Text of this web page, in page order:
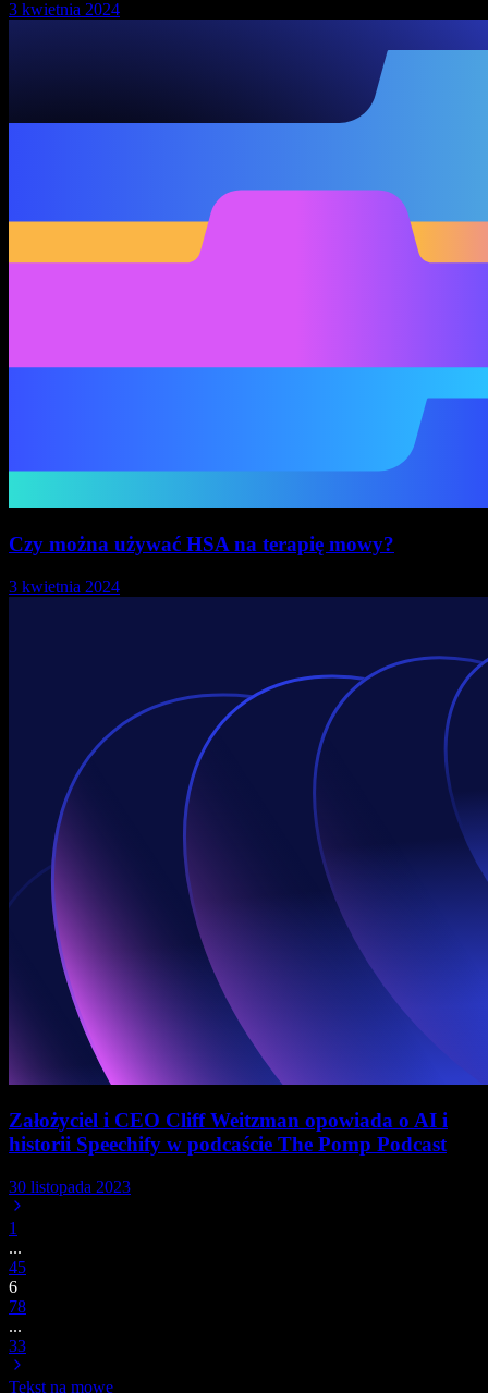
3 kwietnia 2024
Czy można używać HSA na terapię mowy?
3 kwietnia 2024
Założyciel i CEO Cliff Weitzman opowiada o AI i
historii Speechify w podcaście The Pomp Podcast
30 listopada 2023
1
...
45
6
78
...
33
Tekst na mowę